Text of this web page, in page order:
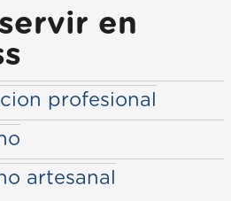
en
profesional
artesanal